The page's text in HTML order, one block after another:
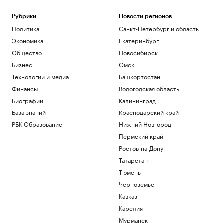
Рубрики
Политика
Экономика
Общество
Бизнес
Технологии и медиа
Финансы
Биографии
База знаний
РБК Образование
Новости регионов
Санкт-Петербург и область
Екатеринбург
Новосибирск
Омск
Башкортостан
Вологодская область
Калининград
Краснодарский край
Нижний Новгород
Пермский край
Ростов-на-Дону
Татарстан
Тюмень
Черноземье
Кавказ
Карелия
Мурманск